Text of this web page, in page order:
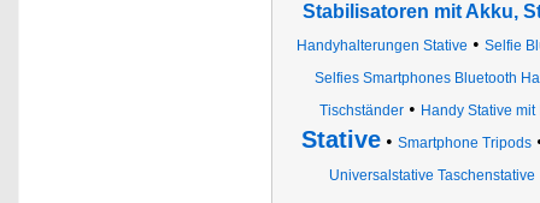
Stabilisatoren mit Akku,
Handyhalterungen Stative • Selfie
Selfies Smartphones Bluetooth
Tischständer • Handy Stative mit
Stative • Smartphone Tripods
Universalstative Taschenstative